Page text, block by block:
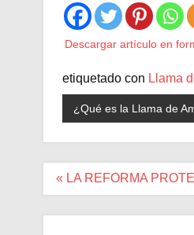
Descargar artículo en
etiquetado con Llama
¿Qué es la Llama de
Navegación
« LA REFORMA